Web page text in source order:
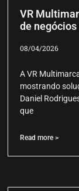
VR
de negócios
08/04/2026
A VR
mostrando
Daniel
que
Read more >